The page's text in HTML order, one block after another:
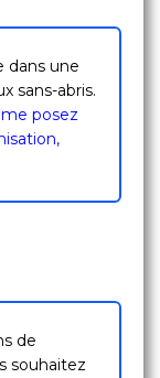
dans une
sans-abris.
posez
de
souhaitez